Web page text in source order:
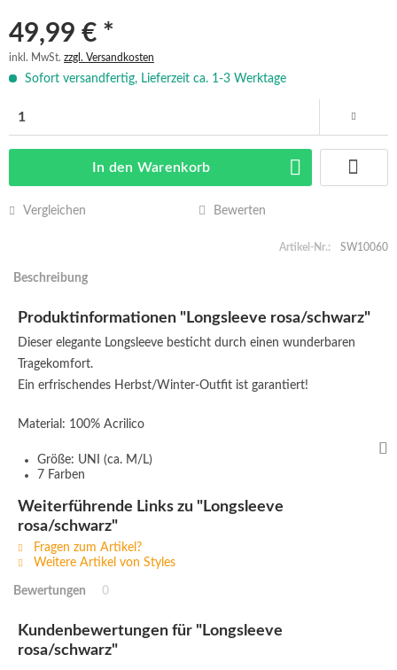
49,99 € *
inkl. MwSt. zzgl. Versandkosten
Sofort versandfertig, Lieferzeit ca. 1-3 Werktage
In den Warenkorb
Vergleichen Bewerten
Artikel-Nr.: SW10060
Beschreibung
Produktinformationen "Longsleeve rosa/schwarz"
Dieser elegante Longsleeve besticht durch einen wunderbaren
Tragekomfort.
Ein erfrischendes Herbst/Winter-Outfit ist garantiert!
Material: 100% Acrilico
Größe: UNI (ca. M/L)
7 Farben
Weiterführende Links zu "Longsleeve
rosa/schwarz"
Fragen zum Artikel?
Weitere Artikel von Styles
Bewertungen 0
Kundenbewertungen für "Longsleeve
rosa/schwarz"